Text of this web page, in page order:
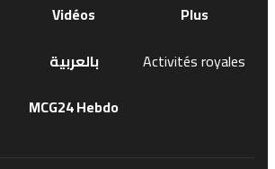
Vidéos
بالعربية
MCG24 Hebdo
Plus
Activités royales